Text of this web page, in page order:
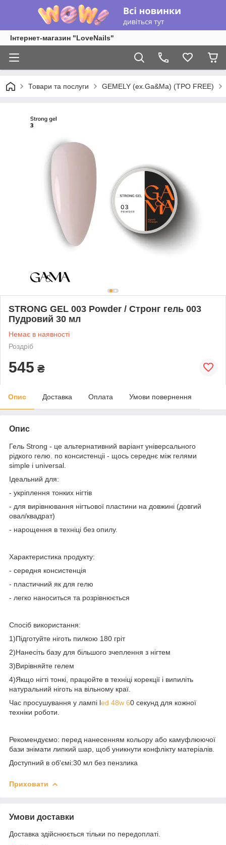
Інтернет-магазин "LoveNails"
Товари та послуги GEMELY (ex.Ga&Ma) (TPO FREE)
STRONG GEL 003 Powder / Стронг гель 003
Пудровий 30 мл
Немає в наявності
Роздріб
545 ₴
Опис Доставка Оплата Умови повернення
Опис
Гель Strong - це альтернативний варіант універсального
рідкого гелю. по консистенціі - щось середнє між гелями
simple і universal.
Ідеальний для:
- укріплення тонких нігтів
- для вирівнювання нігтьової пластини на довжині (довгий
овал/квадрат)
- нарощення в техніці без опилу.
Характеристика продукту:
- cередня консистенція
- пластичний як для гелю
- легко наноситься та розрівнюється
Спосіб використання:
1)Підготуйте ніготь пилкою 180 гріт
2)Нанесіть базу для більшого зчеплення з нігтем
3)Вирівняйте гелем
4)Якщо нігті тонкі, працюйте в техніці корекції і випиліть
натуральний ніготь на вільному краї.
Час просушування у лампі led 48w 60 секунд для кожної
техніки роботи.
Рекомендуємо: перед нанесенням кольору або камуфлюючої
бази знімати липкий шар, щоб уникнути конфлікту матеріалів.
Доступний в об'ємі:30 мл без пензлика
Приховати
Умови доставки
Доставка здійснюється тільки по передоплаті.